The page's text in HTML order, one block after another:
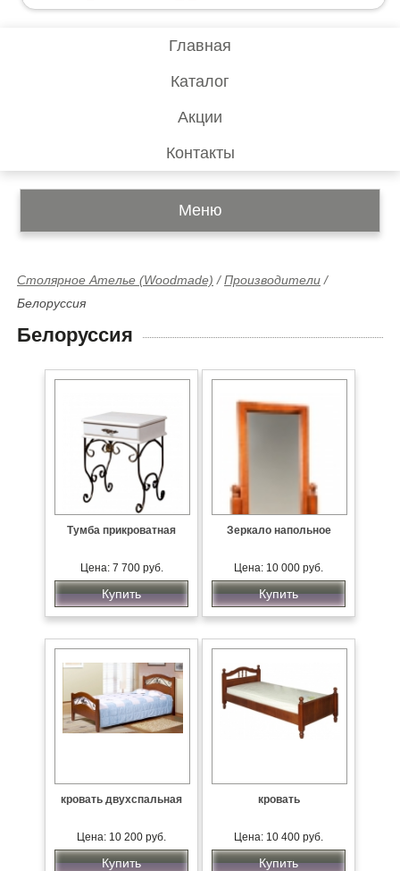
Главная
Каталог
Акции
Контакты
Меню
Столярное Ателье (Woodmade) /Производители /
Белоруссия
Белоруссия
Тумба прикроватная
Цена: 7 700 руб.
Купить
Зеркало напольное
Цена: 10 000 руб.
Купить
кровать двухспальная
Цена: 10 200 руб.
Купить
кровать
Цена: 10 400 руб.
Купить